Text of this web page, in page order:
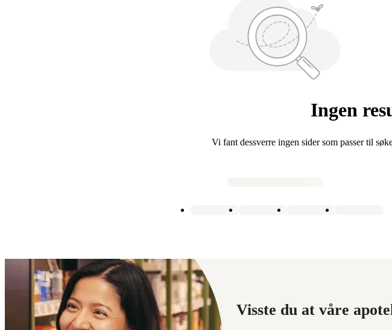
Ingen
Vi fant dessverre ingen sider som passer til
Visste du at våre